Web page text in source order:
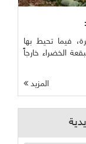
فيما تحيط بها
الخضراء خارجاً
المزيد